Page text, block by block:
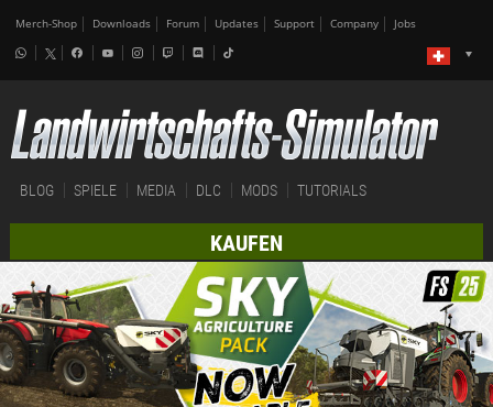
Merch-Shop Downloads Forum Updates Support Company Jobs
BLOG SPIELE MEDIA DLC MODS TUTORIALS
KAUFEN